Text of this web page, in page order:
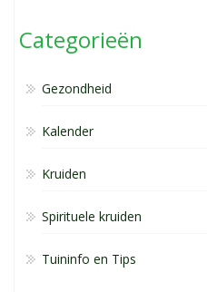
Categorieën
Gezondheid
Kalender
Kruiden
Spirituele kruiden
Tuininfo en Tips